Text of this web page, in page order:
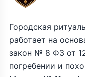
Городская
работает на
закон № 8 ФЗ от
погребении и